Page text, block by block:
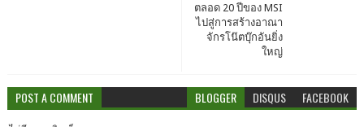
ตลอด 20 ปีของ MSI
ไปสู่การสร้างอาณา
จักรโน๊ตบุ๊กอันยิ่ง
ใหญ่
POST A COMMENT BLOGGER DISQUS FACEBOOK